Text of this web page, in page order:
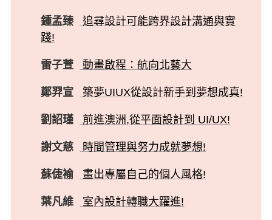
鍾孟臻
追尋設計可能跨界設計溝通與實
踐!
雷子萱 動畫啟程：航向北藝大
鄭羿宣 築夢UIUX從設計新手到夢想成真!
劉詔瑾 前進澳洲,從平面設計到 UI/UX!
謝文慈 時間管理與努力成就夢想!
蘇倢褕 畫出專屬自己的個人風格!
葉凡維 室內設計轉職大躍進!